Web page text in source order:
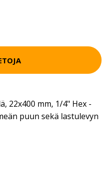
22x400 mm, 1/4" Hex -
puun sekä lastulevyn